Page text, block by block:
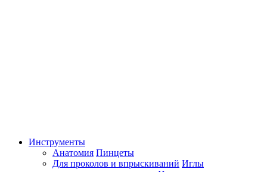
Инструменты
Анатомия Пинцеты
Для проколов и впрыскиваний Иглы